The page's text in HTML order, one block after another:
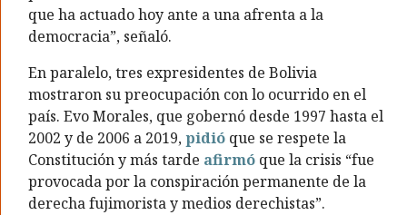
que ha actuado hoy ante a una afrenta a la
democracia”, señaló.
En paralelo, tres expresidentes de Bolivia
mostraron su preocupación con lo ocurrido en el
país. Evo Morales, que gobernó desde 1997 hasta el
2002 y de 2006 a 2019,pidió que se respete la
Constitución y más tarde afirmó que la crisis “fue
provocada por la conspiración permanente de la
derecha fujimorista y medios derechistas”.